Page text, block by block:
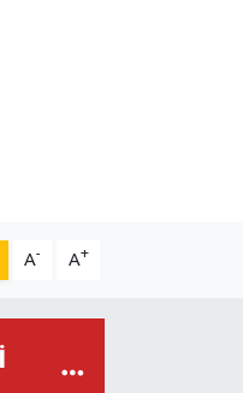
A- A+